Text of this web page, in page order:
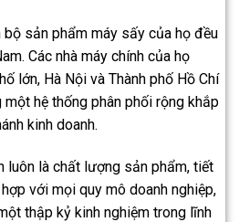
sản phẩm máy sấy của họ đều
Các nhà máy chính của họ
lớn, Hà Nội và Thành phố Hồ Chí
hệ thống phân phối rộng khắp
kinh doanh.
luôn là chất lượng sản phẩm, tiết
với mọi quy mô doanh nghiệp,
thập kỷ kinh nghiệm trong lĩnh